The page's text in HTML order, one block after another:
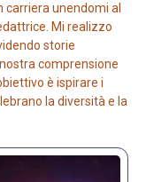
unendomi al
Mi realizzo
storie
comprensione
è ispirare i
la diversità e la